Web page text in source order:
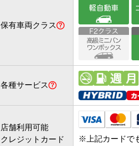
↓
3つ目　
道沿いの
保有車両クラス
各種サービス
店舗利用可能
クレジットカード
※ 上記カード